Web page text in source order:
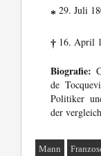
* 29. Juli
† 16. April
Biografie:
de
Politiker
der
Mann